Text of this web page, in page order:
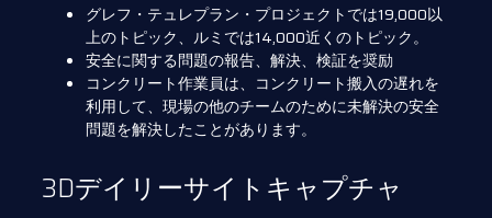
グレフ・テュレプラン・プロジェクトでは19,000以
上のトピック、ルミでは14,000近くのトピック。
安全に関する問題の報告、解決、検証を奨励
コンクリート作業員は、コンクリート搬入の遅れを
利用して、現場の他のチームのために未解決の安全
問題を解決したことがあります。
3Dデイリーサイトキャプチャ